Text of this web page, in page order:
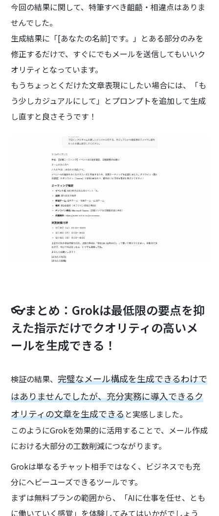
今回の結果に関して、特筆すべき齟齬・相違点はありま
せんでした。
生成結果に「[あなたの名前]です。」とある部分のみを
修正するだけで、すぐにでもメールを送信してもいいク
オリティとなっています。
もうちょっとくだけた文章表現にしたい場合には、「も
う少しカジュアルにして」とプロンプトを追加して生成
し直すと良さそうです！
👓まとめ：Grokは最低限の要点を抑
えた指示だけでクオリティの高いメ
ールを生成できる！
検証の結果、完璧なメール構成を生成できるわけで
はありませんでしたが、充分実務に導入できるク
オリティの文章を生成できると実感しました。
このようにGrokを効果的に活用することで、メール作成
における大部分の工数削減につながります。
Grokは単なるチャット相手ではなく、ビジネスでも充
分にヘビーユーズできるツールです。
まずは無料プランの範囲から、「AIに仕事を任せ、とも
に働いていく感覚」を体験してみてはいかがでしょう